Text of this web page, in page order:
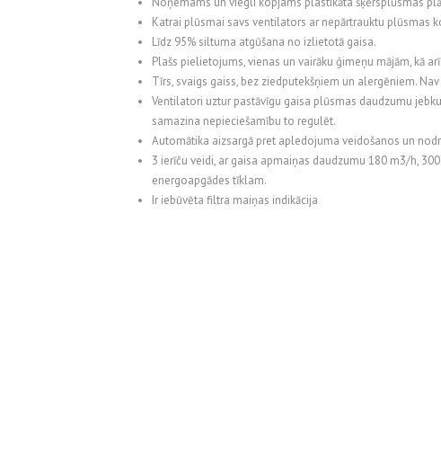
Katrai plūsmai savs ventilators ar nepārtrauktu plūsmas
Līdz 95% siltuma atgūšana no izlietotā gaisa.
Plašs pielietojums, vienas un vairāku ģimeņu mājām, kā
Tīrs, svaigs gaiss, bez ziedputekšņiem un alergēniem.
Ventilatori uztur pastāvīgu gaisa plūsmas daudzumu
samazina nepieciešamību to regulēt.
Automātika aizsargā pret apledojuma veidošanos un
3 ierīču veidi, ar gaisa apmaiņas daudzumu 180 m3/h,
energoapgādes tīklam.
Ir iebūvēta filtra maiņas indikācija